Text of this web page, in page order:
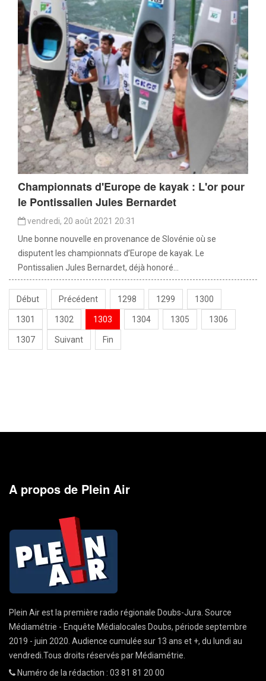
Championnats d'Europe de kayak : L'or pour
le Pontissalien Jules Bernardet
vendredi, 20 août 2021 20:31
Une bonne nouvelle en provenance de Slovénie où se
disputent les championnats d’Europe de kayak. Le
Pontissalien Jules Bernardet, déjà honoré...
Début Précédent 1298 1299 1300
1301 1302 1303 1304 1305 1306
1307 Suivant Fin
A propos de Plein Air
Plein Air est la première radio régionale Doubs-Jura. Source
Médiamétrie - Enquête Médialocales Doubs, période septembre
2019 - juin 2020. Audience cumulée sur 13 ans et +, du lundi au
vendredi.Tous droits réservés par Médiamétrie.
Numéro de la rédaction : 03 81 81 20 00